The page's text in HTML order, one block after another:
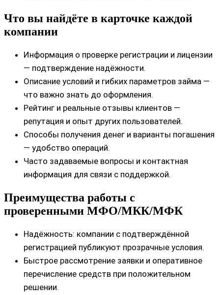
Что вы найдёте в карточке каждой
компании
Информация о проверке регистрации и лицензии
— подтверждение надёжности.
Описание условий и гибких параметров займа —
что важно знать до оформления.
Рейтинг и реальные отзывы клиентов —
репутация и опыт других пользователей.
Способы получения денег и варианты погашения
— удобство операций.
Часто задаваемые вопросы и контактная
информация для связи с поддержкой.
Преимущества работы с
проверенными МФО/МКК/МФК
Надёжность: компании с подтверждённой
регистрацией публикуют прозрачные условия.
Быстрое рассмотрение заявки и оперативное
перечисление средств при положительном
решении.